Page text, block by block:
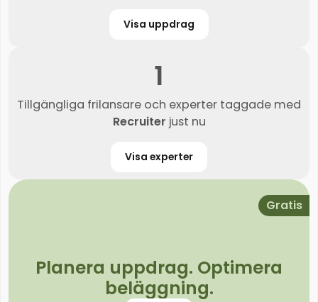
Visa uppdrag
1
Tillgängliga frilansare och experter taggade med
Recruiter just nu
Visa experter
Gratis
Planera uppdrag. Optimera
beläggning.